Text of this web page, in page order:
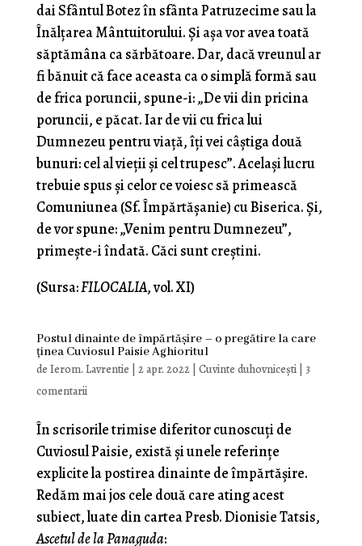
dai Sfântul Botez în sfânta Patruzecime sau la
Înălţarea Mântuitorului. Şi aşa vor avea toată
săptămâna ca sărbătoare. Dar, dacă vreunul ar
fi bănuit că face aceasta ca o simplă formă sau
de frica poruncii, spune-i: „De vii din pricina
poruncii, e păcat. Iar de vii cu frica lui
Dumnezeu pentru viaţă, îţi vei câştiga două
bunuri: cel al vieţii şi cel trupesc”. Acelaşi lucru
trebuie spus şi celor ce voiesc să primească
Comuniunea (Sf. Împărtăşanie) cu Biserica. Şi,
de vor spune: „Venim pentru Dumnezeu”,
primeşte-i îndată. Căci sunt creştini.
(Sursa:FILOCALIA, vol. XI)
Postul dinainte de împărtășire – o pregătire la care
ținea Cuviosul Paisie Aghioritul
de Ierom. Lavrentie 2 apr. 2022| Cuvinte duhovnicești| 3
comentarii
În scrisorile trimise diferitor cunoscuți de
Cuviosul Paisie, există și unele referințe
explicite la postirea dinainte de împărtășire.
Redăm mai jos cele două care ating acest
subiect, luate din cartea Presb. Dionisie Tatsis,
Ascetul de la Panaguda: